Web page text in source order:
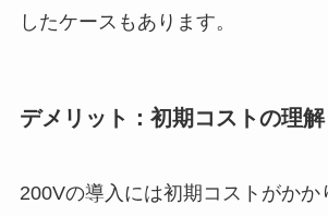
したケースもあります。
デメリット：初期コストの理解
200Vの導入には初期コストがかか